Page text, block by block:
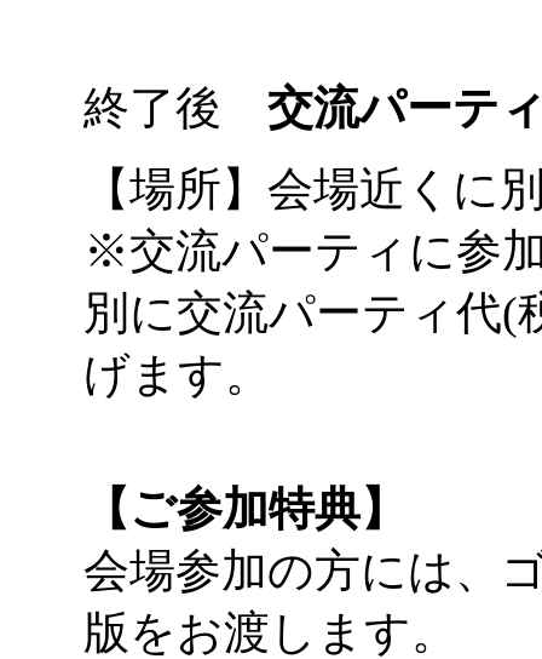
終了後 交流パーテ
【場所】会場近くに
※交流パーティに参
別に交流パーティ代
げます。
【ご参加特典】
会場参加の方には、
版をお渡します。